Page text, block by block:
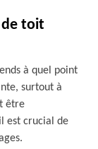
de toit
à quel point
surtout à
être
est crucial de